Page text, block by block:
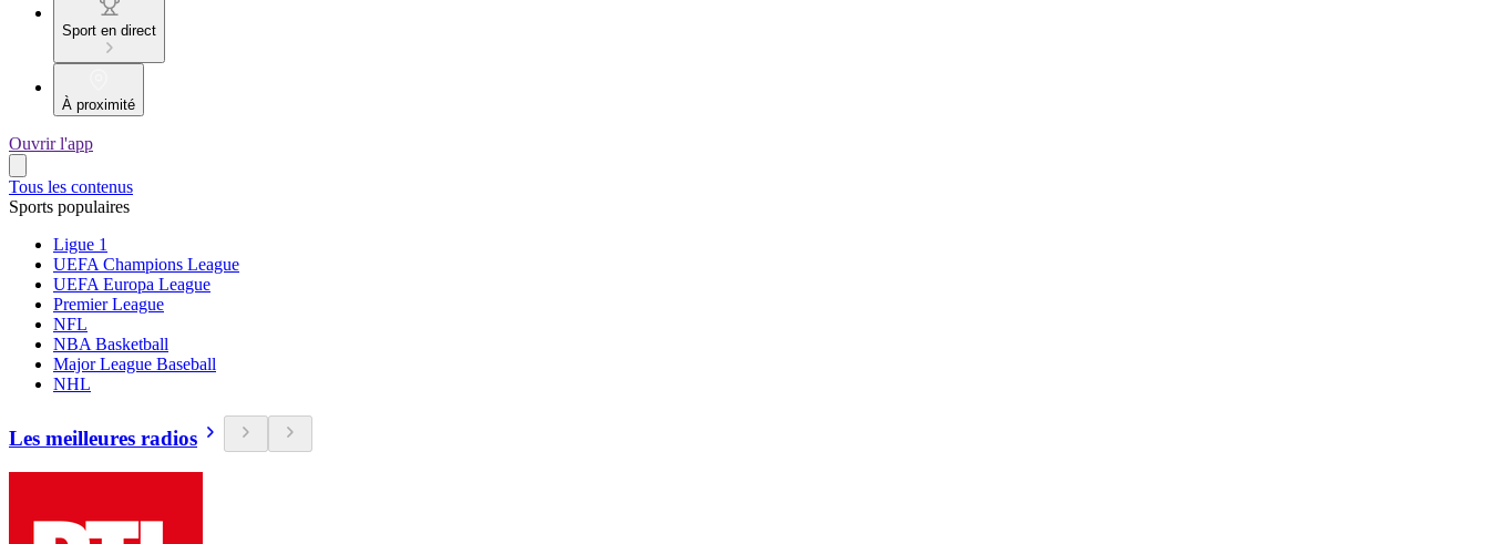
Sport en direct
À proximité
Ouvrir l'app
Tous les contenus
Sports populaires
Ligue 1
UEFA Champions League
UEFA Europa League
Premier League
NFL
NBA Basketball
Major League Baseball
NHL
Les meilleures radios